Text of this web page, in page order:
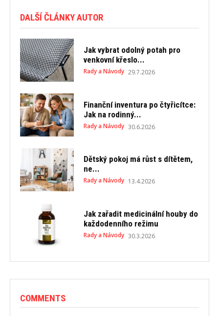
DALŠÍ ČLÁNKY AUTOR
Jak vybrat odolný potah pro
venkovní křeslo...
Rady a Návody 29.7.2026
Finanční inventura po čtyřicítce:
Jak na rodinný...
Rady a Návody 30.6.2026
Dětský pokoj má růst s dítětem,
ne...
Rady a Návody 13.4.2026
Jak zařadit medicinální houby do
každodenního režimu
Rady a Návody 30.3.2026
COMMENTS